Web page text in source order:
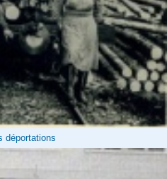
déportations